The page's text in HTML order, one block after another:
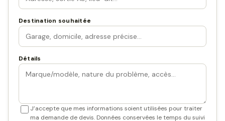
Destination souhaitée
Détails
J’accepte que mes informations soient utilisées pour traiter
ma demande de devis. Données conservées le temps du suivi